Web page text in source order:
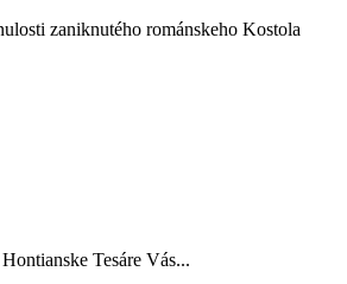
zaniknutého románskeho Kostola
Tesáre Vás...